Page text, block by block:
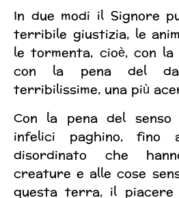
In due modi il Signore
terribile giustizia, le
le tormenta, cioè, con
con la pena del
terribilissime, una più
Con la pena del senso
infelici paghino, fino
disordinato che
creature e alle cose
questa terra, il